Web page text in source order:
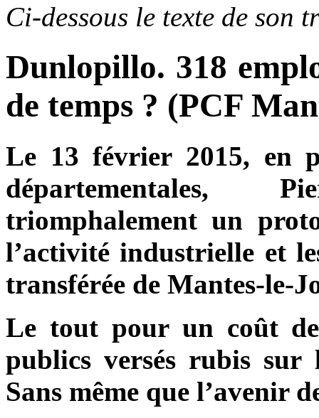
Ci-dessous le texte de son
Dunlopillo. 318
de temps ? (PCF
Le 13 février 2015, en
départementales,
triomphalement un
l’activité industrielle et
transférée de Mantes-le-
Le tout pour un coût
publics versés rubis sur
Sans même que l’avenir